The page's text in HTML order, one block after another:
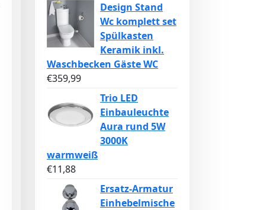
Design Stand
Wc komplett set
Spülkasten
Keramik inkl.
Waschbecken Gäste WC
€359,99
Trio LED
Einbauleuchte
Aura rund 5W
3000K
warmweiß
€11,88
Ersatz-Armatur
Einhebelmische